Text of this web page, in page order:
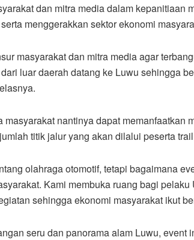
dan mitra media dalam kepanitiaan
menggerakkan sektor ekonomi
masyarakat dan mitra media agar
luar daerah datang ke Luwu sehingga
nantinya dapat memanfaatkan
titik jalur yang akan dilalui peserta
olahraga otomotif, tetapi bagaimana
Kami membuka ruang bagi
sehingga ekonomi masyarakat ikut
seru dan panorama alam Luwu, event